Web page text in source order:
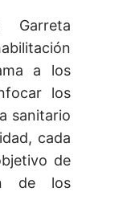
Garreta
a los
los
sanitario
cada
de
de los